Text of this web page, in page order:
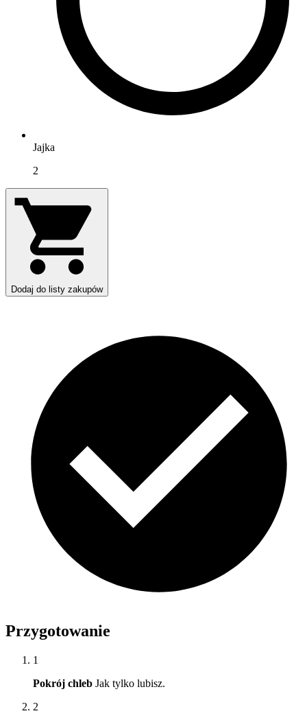
Jajka
2
Dodaj do listy zakupów
Przygotowanie
1
Pokrój chleb Jak tylko lubisz.
2